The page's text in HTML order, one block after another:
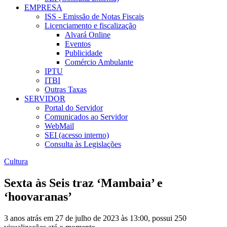
EMPRESA
ISS - Emissão de Notas Fiscais
Licenciamento e fiscalização
Alvará Online
Eventos
Publicidade
Comércio Ambulante
IPTU
ITBI
Outras Taxas
SERVIDOR
Portal do Servidor
Comunicados ao Servidor
WebMail
SEI (acesso interno)
Consulta às Legislações
Cultura
Sexta às Seis traz ‘Mambaia’ e
‘hoovaranas’
3 anos atrás em 27 de julho de 2023 às 13:00, possui 250